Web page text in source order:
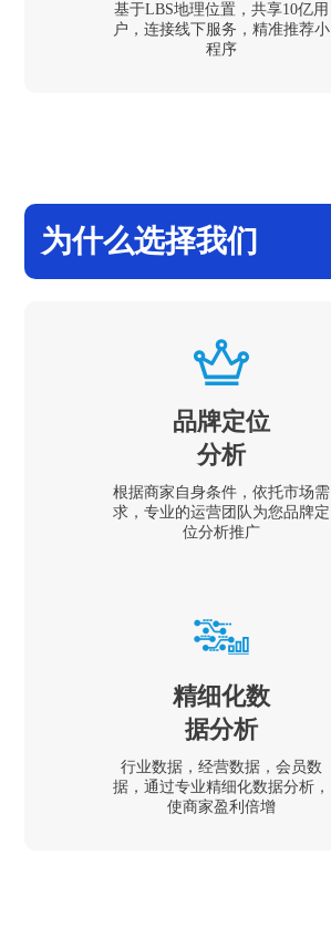
基于LBS地理位置，共享10亿用
户，连接线下服务，精准推荐小
程序
为什么选择我们
品牌定位
分析
根据商家自身条件，依托市场需
求，专业的运营团队为您品牌定
位分析推广
精细化数
据分析
行业数据，经营数据，会员数
据，通过专业精细化数据分析，
使商家盈利倍增